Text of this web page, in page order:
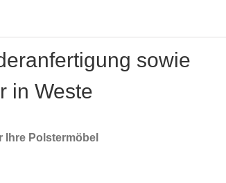
sowie
in Weste
Ihre Polstermöbel